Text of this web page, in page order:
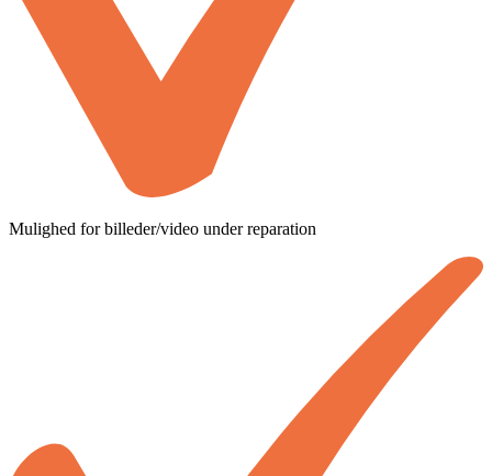
Mulighed for billeder/video under reparation